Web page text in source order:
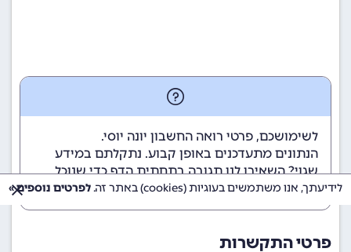
לשימושכם, פרטי רואה החשבון יונה יוסי.
הנתונים מתעדכנים באופן קבוע. נתקלתם במידע
שגוי? השאירו לנו תגובה בתחתית הדף כדי שנוכל
לטפל בבעיה בהקדם.
פרטי התקשרות
לידיעתך, אנו משתמשים בעוגיות (cookies) באתר זה. לפרטים נוספים »